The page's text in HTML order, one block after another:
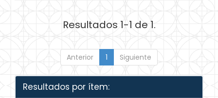
Resultados 1-1 de 1.
Anterior 1 Siguiente
Resultados por ítem: